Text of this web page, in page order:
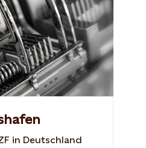
in Deutschland